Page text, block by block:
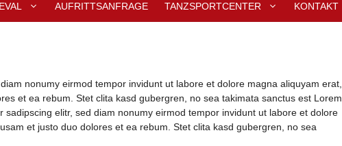
AUFRITTSANFRAGE TANZSPORTCENTER KONTAKT
nonumy eirmod tempor invidunt ut labore et dolore magna aliquyam erat,
et ea rebum. Stet clita kasd gubergren, no sea takimata sanctus est Lorem
elitr, sed diam nonumy eirmod tempor invidunt ut labore et dolore
et justo duo dolores et ea rebum. Stet clita kasd gubergren, no sea